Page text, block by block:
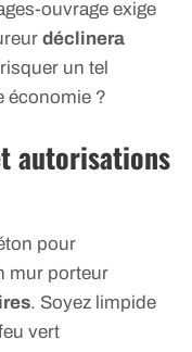
ouvrage exige
déclinera
un tel
économie ?
autorisations
pour
mur porteur
. Soyez limpide
vert